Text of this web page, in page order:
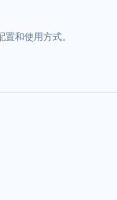
和使用方式。